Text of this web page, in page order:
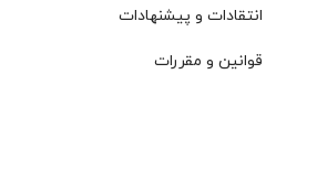
انتقادات و پیشنهادات
قوانین و مقررات